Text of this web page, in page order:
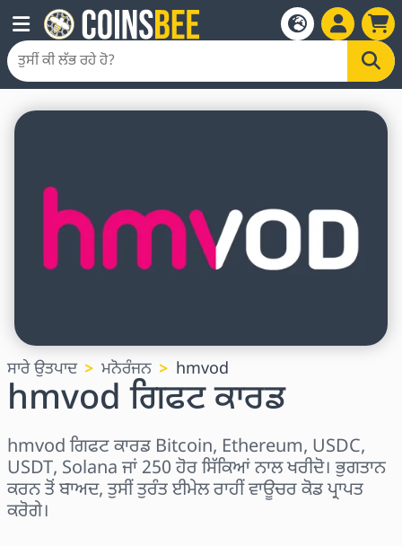
ਸਾਰੇ ਉਤਪਾਦ ਮਨੋਰੰਜਨ hmvod
hmvod ਗਿਫਟ ਕਾਰਡ
hmvod ਗਿਫਟ ਕਾਰਡ Bitcoin, Ethereum, USDC,
USDT, Solana ਜਾਂ 250 ਹੋਰ ਸਿੱਕਿਆਂ ਨਾਲ ਖਰੀਦੋ। ਭੁਗਤਾਨ
ਕਰਨ ਤੋਂ ਬਾਅਦ, ਤੁਸੀਂ ਤੁਰੰਤ ਈਮੇਲ ਰਾਹੀਂ ਵਾਊਚਰ ਕੋਡ ਪ੍ਰਾਪਤ
ਕਰੋਗੇ।